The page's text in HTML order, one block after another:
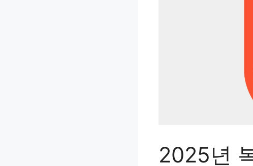
2025년